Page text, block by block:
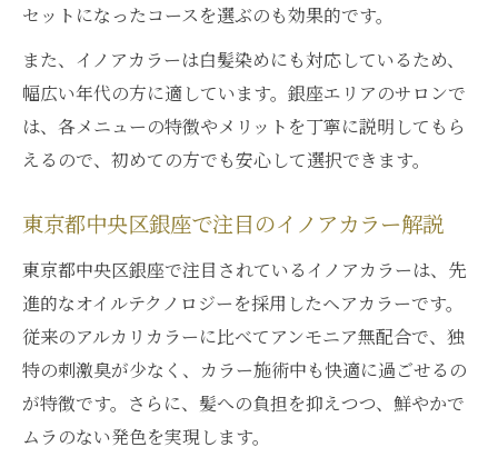
セットになったコースを選ぶのも効果的です。
また、イノアカラーは白髪染めにも対応しているため、
幅広い年代の方に適しています。銀座エリアのサロンで
は、各メニューの特徴やメリットを丁寧に説明してもら
えるので、初めての方でも安心して選択できます。
東京都中央区銀座で注目のイノアカラー解説
東京都中央区銀座で注目されているイノアカラーは、先
進的なオイルテクノロジーを採用したヘアカラーです。
従来のアルカリカラーに比べてアンモニア無配合で、独
特の刺激臭が少なく、カラー施術中も快適に過ごせるの
が特徴です。さらに、髪への負担を抑えつつ、鮮やかで
ムラのない発色を実現します。